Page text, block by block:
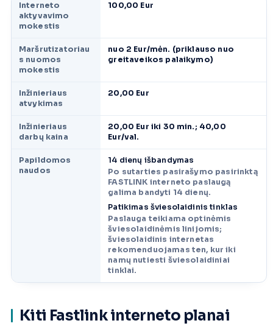
Interneto
aktyvavimo
mokestis
100,00 Eur
Maršrutizatoriau
s nuomos
mokestis
nuo 2 Eur/mėn. (priklauso nuo
greitaveikos palaikymo)
Inžinieriaus
atvykimas
20,00 Eur
Inžinieriaus
darbų kaina
20,00 Eur iki 30 min.; 40,00
Eur/val.
Papildomos
naudos
14 dienų išbandymas
Po sutarties pasirašymo pasirinktą
FASTLINK interneto paslaugą
galima bandyti 14 dienų.
Patikimas šviesolaidinis tinklas
Paslauga teikiama optinėmis
šviesolaidinėmis linijomis;
šviesolaidinis internetas
rekomenduojamas ten, kur iki
namų nutiesti šviesolaidiniai
tinklai.
Kiti Fastlink interneto planai